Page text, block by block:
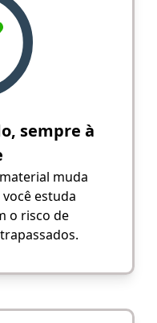
sempre à
muda
estuda
o risco de